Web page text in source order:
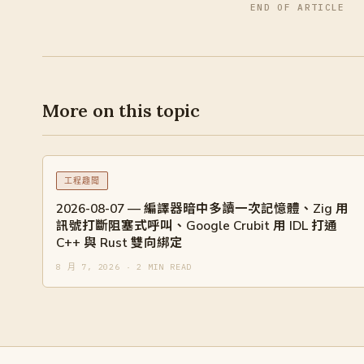
END OF ARTICLE
More on this topic
工程趣聞
2026-08-07 — 編譯器暗中多讀一次記憶體、Zig 用
訊號打斷阻塞式呼叫、Google Crubit 用 IDL 打通
C++ 與 Rust 雙向綁定
8 月 7, 2026 · 2 MIN READ